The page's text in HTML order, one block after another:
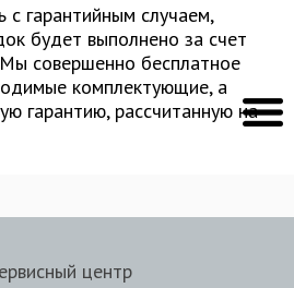
с гарантийным случаем,
будет выполнено за счет
Мы совершенно бесплатное
комплектующие, а
гарантию, рассчитанную на
центр